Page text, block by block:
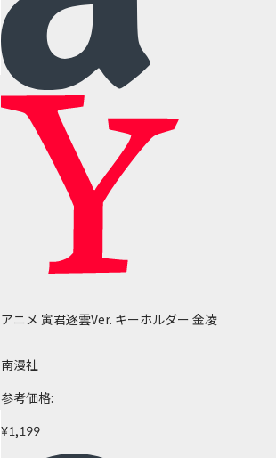
アニメ 寅君逐雲Ver. キーホルダー 金凌
南漫社
参考価格:
¥1,199